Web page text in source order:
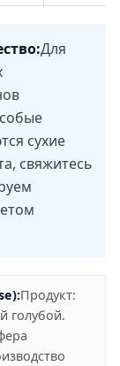
Для
сухие
свяжитесь
Продукт:
голубой.